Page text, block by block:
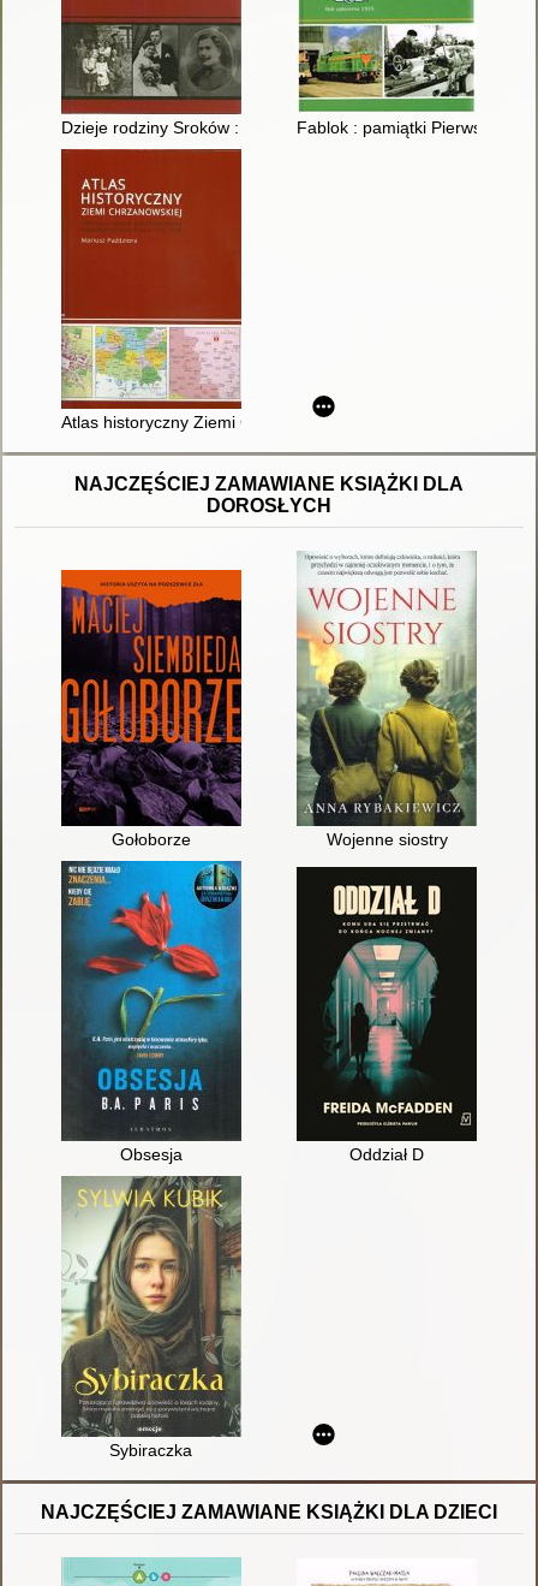
Dzieje rodziny Sroków : pamiętniki Ferdynanda Sroki
Fablok : pamiątki Pierwszej
Atlas historyczny Ziemi Chrzanowskiej : atlas opracowany w
NAJCZĘŚCIEJ ZAMAWIANE KSIĄŻKI DLA
DOROSŁYCH
Gołoborze Wojenne siostry
Obsesja Oddział D
Sybiraczka
NAJCZĘŚCIEJ ZAMAWIANE KSIĄŻKI DLA DZIECI